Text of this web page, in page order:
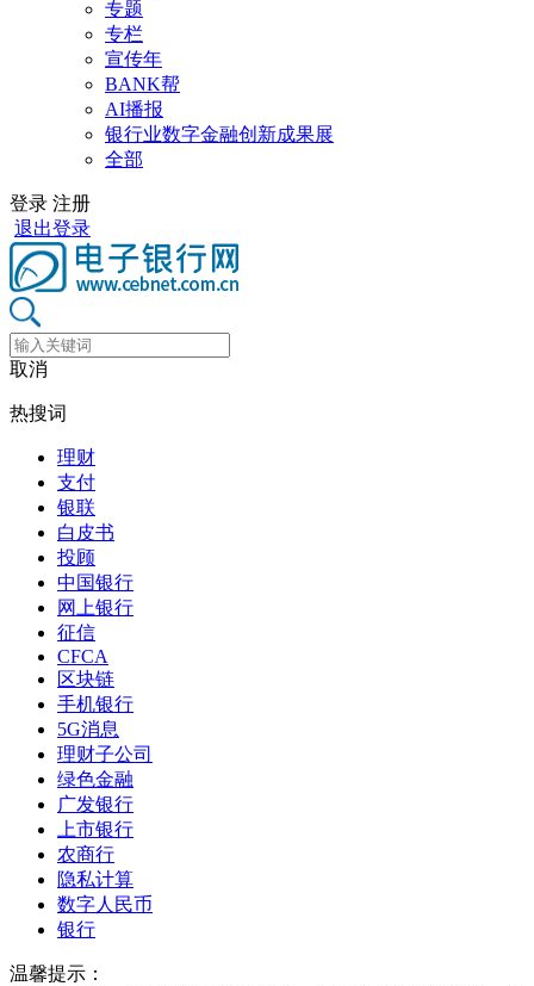
专题
专栏
宣传年
BANK帮
AI播报
银行业数字金融创新成果展
全部
登录 注册
退出登录
取消
热搜词
理财
支付
银联
白皮书
投顾
中国银行
网上银行
征信
CFCA
区块链
手机银行
5G消息
理财子公司
绿色金融
广发银行
上市银行
农商行
隐私计算
数字人民币
银行
温馨提示：